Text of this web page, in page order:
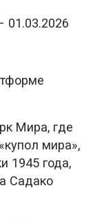
01.03.2026
Мира, где
мира»,
1945 года,
Садако